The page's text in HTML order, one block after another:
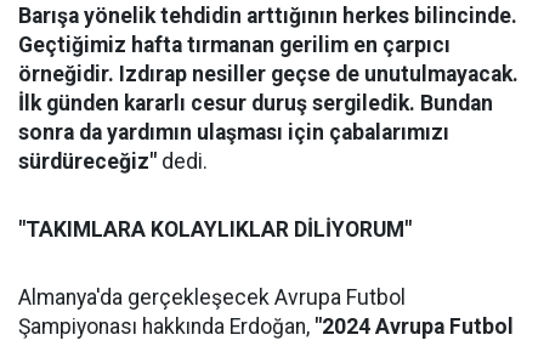
Barışa yönelik tehdidin arttığının herkes bilincinde.
Geçtiğimiz hafta tırmanan gerilim en çarpıcı
örneğidir. Izdırap nesiller geçse de unutulmayacak.
İlk günden kararlı cesur duruş sergiledik. Bundan
sonra da yardımın ulaşması için çabalarımızı
sürdüreceğiz" dedi.
"TAKIMLARA KOLAYLIKLAR DİLİYORUM"
Almanya'da gerçekleşecek Avrupa Futbol
Şampiyonası hakkında Erdoğan, "2024 Avrupa Futbol